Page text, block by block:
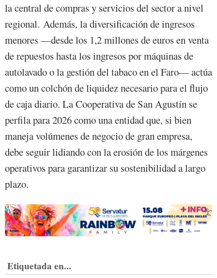
la central de compras y servicios del sector a nivel
regional. Además, la diversificación de ingresos
menores —desde los 1,2 millones de euros en venta
de repuestos hasta los ingresos por máquinas de
autolavado o la gestión del tabaco en el Faro— actúa
como un colchón de liquidez necesario para el flujo
de caja diario. La Cooperativa de San Agustín se
perfila para 2026 como una entidad que, si bien
maneja volúmenes de negocio de gran empresa,
debe seguir lidiando con la erosión de los márgenes
operativos para garantizar su sostenibilidad a largo
plazo.
Etiquetada en...